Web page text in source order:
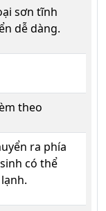
sơn tĩnh
dễ dàng.
theo
ra phía
có thể